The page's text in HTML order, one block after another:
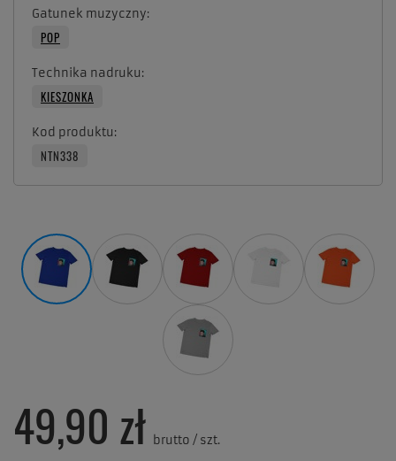
Gatunek muzyczny
POP
Technika nadruku
KIESZONKA
Kod produktu
NTN338
49,90 zł brutto / szt.